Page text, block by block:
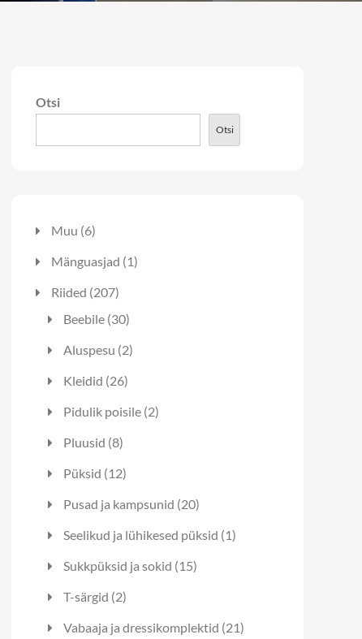
Otsi
Otsi
Muu 66
toodet
Mänguasjad 11
Riided 207207
toodet
Beebile 3030
Aluspesu 22
Kleidid 2626
toodet
Pidulik poisile 22
Pluusid 88
Püksid 1212
Pusad ja kampsunid 2020
toodet
Seelikud ja lühikesed püksid 11
Sukkpüksid ja sokid 1515
T-särgid 22
Vabaaja ja dressikomplektid 2121